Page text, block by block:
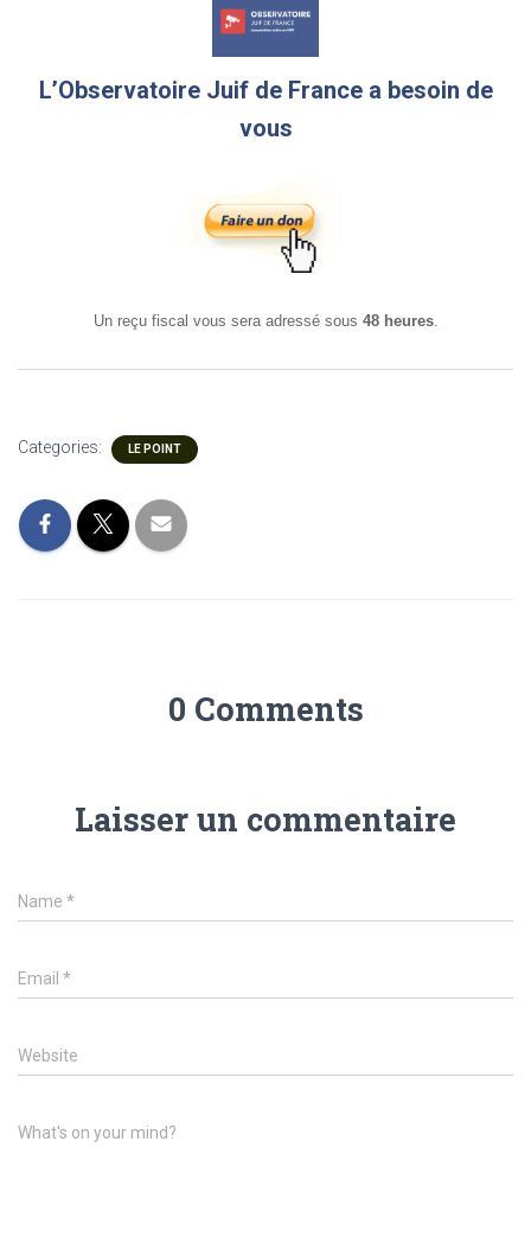
L’Observatoire Juif de France a besoin de
vous
Un reçu fiscal vous sera adressé sous 48 heures.
Categories: LE POINT
0 Comments
Laisser un commentaire
Name *
Email *
Website
What's on your mind?